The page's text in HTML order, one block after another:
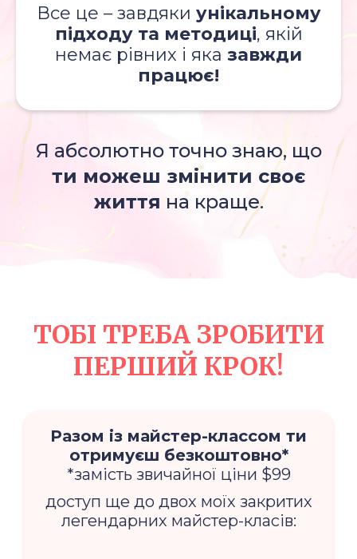
Все це – завдяки унікальному
підходу та методиці, якій
немає рівних і яка завжди
працює!
Я абсолютно точно знаю, що
ти можеш змінити своє
життяна краще.
ТОБІ ТРЕБА ЗРОБИТИ
ПЕРШИЙ КРОК!
Разом із майстер-классом ти
отримуєш безкоштовно*
*замість звичайної ціни $99
доступ ще до двох моїх закритих
легендарних майстер-класів: